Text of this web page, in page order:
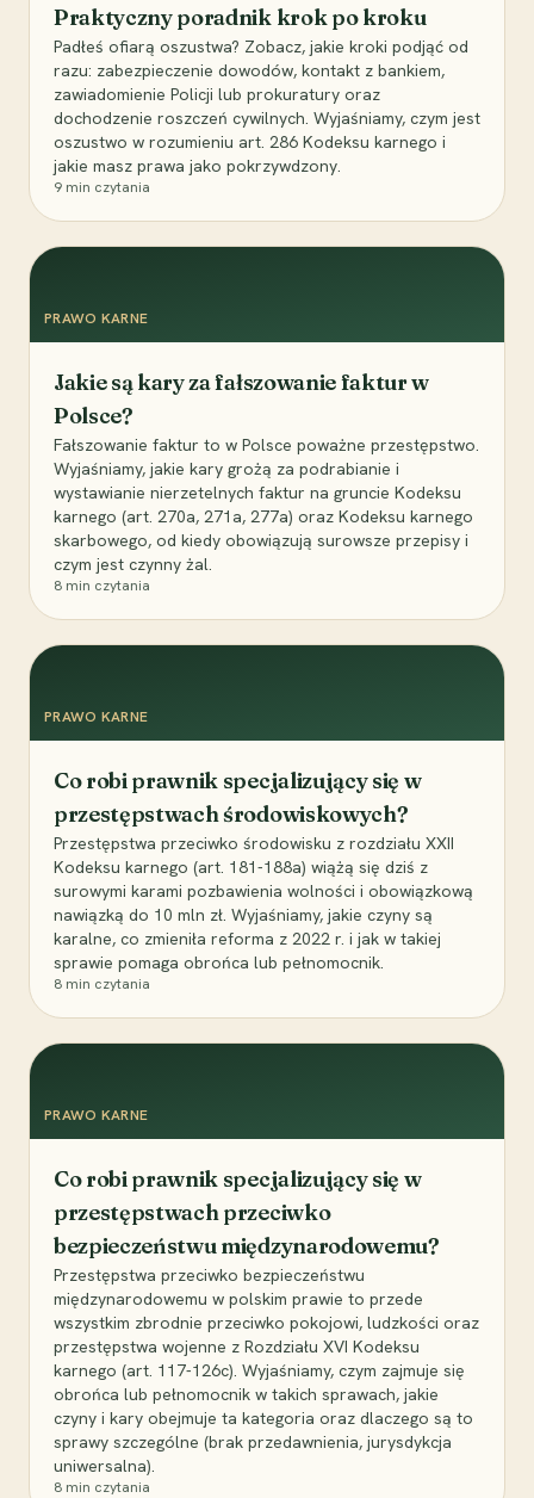
Praktyczny poradnik krok po kroku
Padłeś ofiarą oszustwa? Zobacz, jakie kroki podjąć od
razu: zabezpieczenie dowodów, kontakt z bankiem,
zawiadomienie Policji lub prokuratury oraz
dochodzenie roszczeń cywilnych. Wyjaśniamy, czym jest
oszustwo w rozumieniu art. 286 Kodeksu karnego i
jakie masz prawa jako pokrzywdzony.
9 min czytania
PRAWO KARNE
Jakie są kary za fałszowanie faktur w
Polsce?
Fałszowanie faktur to w Polsce poważne przestępstwo.
Wyjaśniamy, jakie kary grożą za podrabianie i
wystawianie nierzetelnych faktur na gruncie Kodeksu
karnego (art. 270a, 271a, 277a) oraz Kodeksu karnego
skarbowego, od kiedy obowiązują surowsze przepisy i
czym jest czynny żal.
8 min czytania
PRAWO KARNE
Co robi prawnik specjalizujący się w
przestępstwach środowiskowych?
Przestępstwa przeciwko środowisku z rozdziału XXII
Kodeksu karnego (art. 181-188a) wiążą się dziś z
surowymi karami pozbawienia wolności i obowiązkową
nawiązką do 10 mln zł. Wyjaśniamy, jakie czyny są
karalne, co zmieniła reforma z 2022 r. i jak w takiej
sprawie pomaga obrońca lub pełnomocnik.
8 min czytania
PRAWO KARNE
Co robi prawnik specjalizujący się w
przestępstwach przeciwko
bezpieczeństwu międzynarodowemu?
Przestępstwa przeciwko bezpieczeństwu
międzynarodowemu w polskim prawie to przede
wszystkim zbrodnie przeciwko pokojowi, ludzkości oraz
przestępstwa wojenne z Rozdziału XVI Kodeksu
karnego (art. 117-126c). Wyjaśniamy, czym zajmuje się
obrońca lub pełnomocnik w takich sprawach, jakie
czyny i kary obejmuje ta kategoria oraz dlaczego są to
sprawy szczególne (brak przedawnienia, jurysdykcja
uniwersalna).
8 min czytania